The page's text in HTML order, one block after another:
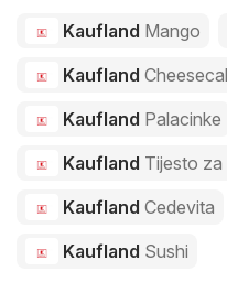
Kaufland Mango
Kaufland
Kaufland Palacinke
Kaufland Tijesto za
Kaufland Cedevita
Kaufland Sushi